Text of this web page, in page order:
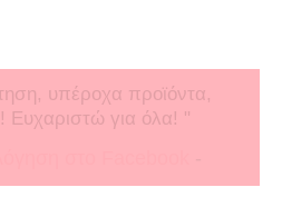
υπέροχα προϊόντα,
Ευχαριστώ για όλα! "